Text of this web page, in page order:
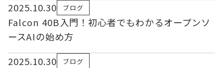
2025.10.30
ブログ
Falcon 40B入門！初心者でもわかるオープンソ
ースAIの始め方
2025.10.30
ブログ